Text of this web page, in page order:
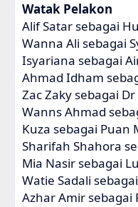
Watak Pelakon
Alif Satar sebagai
Wanna Ali sebagai
Isyariana sebagai
Ahmad Idham
Zac Zaky sebagai
Wanns Ahmad
Kuza sebagai Puan
Sharifah Shahora
Mia Nasir sebagai
Watie Sadali
Azhar Amir sebagai